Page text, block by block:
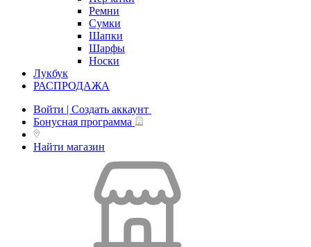
Ремни
Сумки
Шапки
Шарфы
Носки
Лукбук
РАСПРОДАЖА
Войти | Создать аккаунт
Бонусная программа
Найти магазин